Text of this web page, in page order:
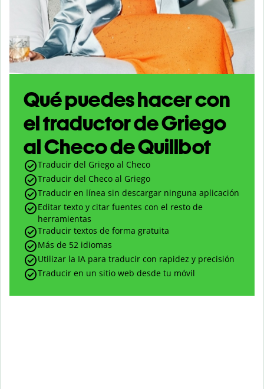
Qué puedes hacer con
el traductor de Griego
al Checo de Quillbot
Traducir del Griego al Checo
Traducir del Checo al Griego
Traducir en línea sin descargar ninguna aplicación
Editar texto y citar fuentes con el resto de
herramientas
Traducir textos de forma gratuita
Más de 52 idiomas
Utilizar la IA para traducir con rapidez y precisión
Traducir en un sitio web desde tu móvil